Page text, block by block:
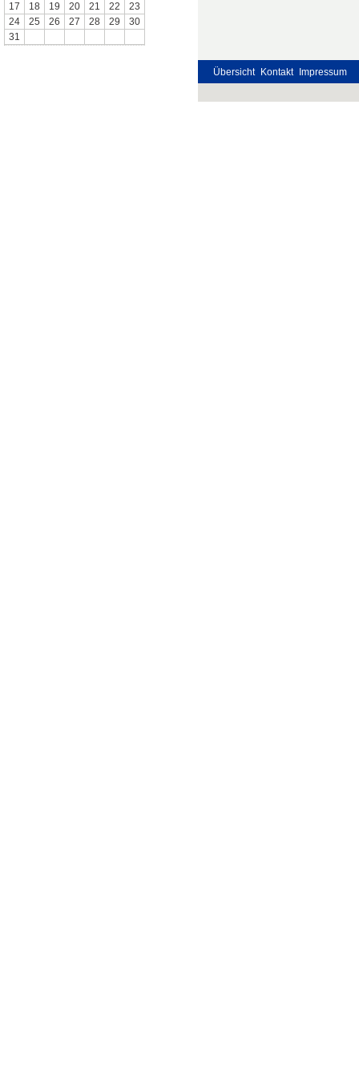
17
18 19 20 21 22
23
24
25 26 27 28 29
30
31
Übersicht Kontakt Impressum